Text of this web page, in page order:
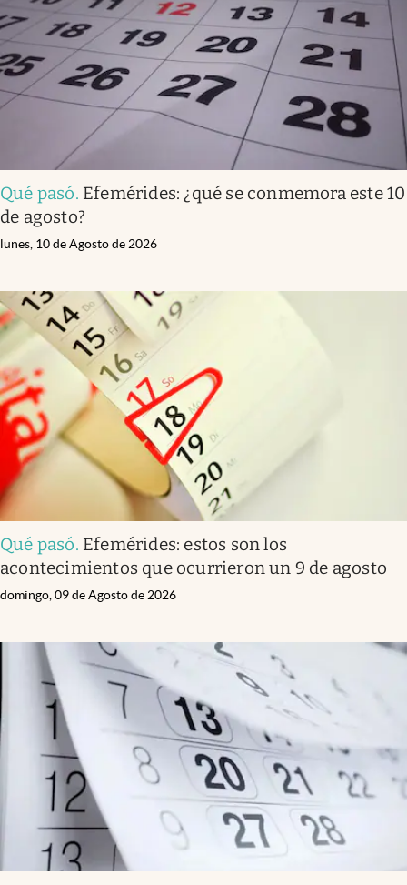
Espiritualidad
Mediakit
abre en nueva pestaña
México
Qué pasó. Efemérides: ¿qué se conmemora este 10
de agosto?
lunes, 10 de Agosto de 2026
Qué pasó. Efemérides: estos son los
acontecimientos que ocurrieron un 9 de agosto
domingo, 09 de Agosto de 2026